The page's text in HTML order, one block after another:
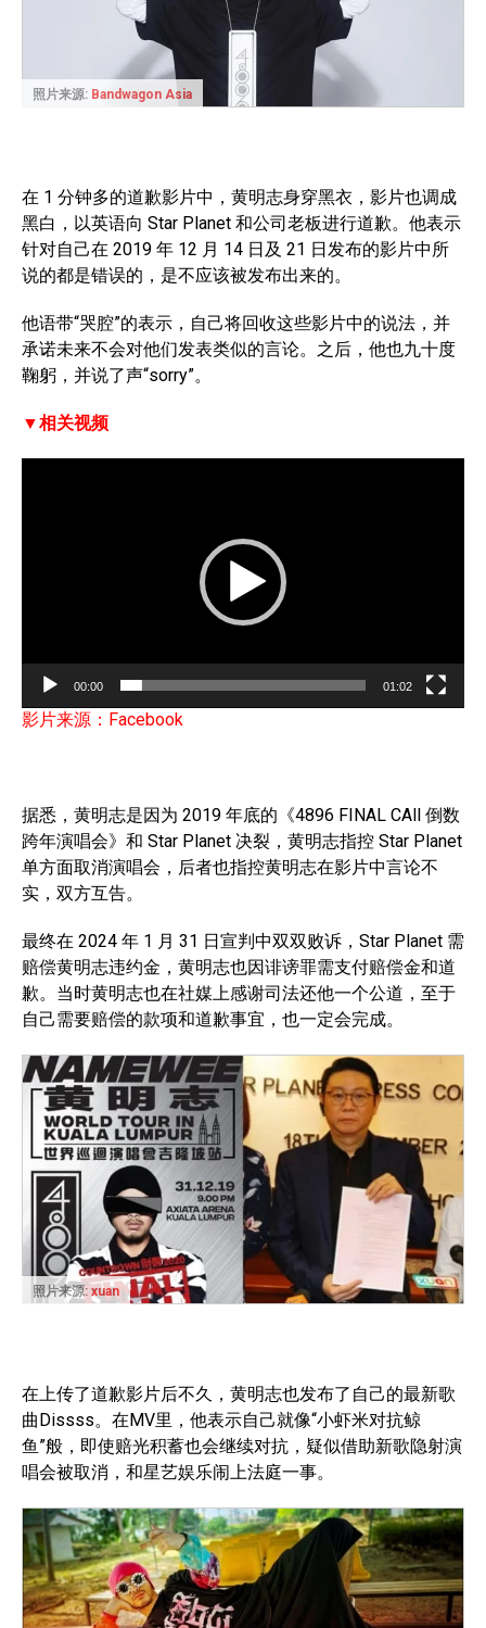
照片来源: Bandwagon Asia
在 1 分钟多的道歉影片中，黄明志身穿黑衣，影片也调成
黑白，以英语向 Star Planet 和公司老板进行道歉。他表示
针对自己在 2019 年 12 月 14 日及 21 日发布的影片中所
说的都是错误的，是不应该被发布出来的。
他语带“哭腔”的表示，自己将回收这些影片中的说法，并
承诺未来不会对他们发表类似的言论。之后，他也九十度
鞠躬，并说了声“sorry”。
▼相关视频
y
e
00:00 01:02
影片来源：Facebook
据悉，黄明志是因为 2019 年底的《4896 FINAL CAll 倒数
跨年演唱会》和 Star Planet 决裂，黄明志指控 Star Planet
单方面取消演唱会，后者也指控黄明志在影片中言论不
实，双方互告。
最终在 2024 年 1 月 31 日宣判中双双败诉，Star Planet 需
赔偿黄明志违约金，黄明志也因诽谤罪需支付赔偿金和道
歉。当时黄明志也在社媒上感谢司法还他一个公道，至于
自己需要赔偿的款项和道歉事宜，也一定会完成。
照片来源: xuan
在上传了道歉影片后不久，黄明志也发布了自己的最新歌
曲Dissss。在MV里，他表示自己就像“小虾米对抗鲸
鱼”般，即使赔光积蓄也会继续对抗，疑似借助新歌隐射演
唱会被取消，和星艺娱乐闹上法庭一事。